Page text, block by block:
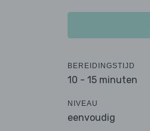
BEREIDINGSTIJD
10 - 15 minuten
NIVEAU
eenvoudig